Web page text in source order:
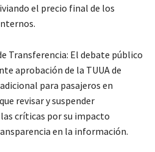
el precio final de los
Transferencia: El debate público
aprobación de la TUUA de
para pasajeros en
revisar y suspender
críticas por su impacto
en la información.